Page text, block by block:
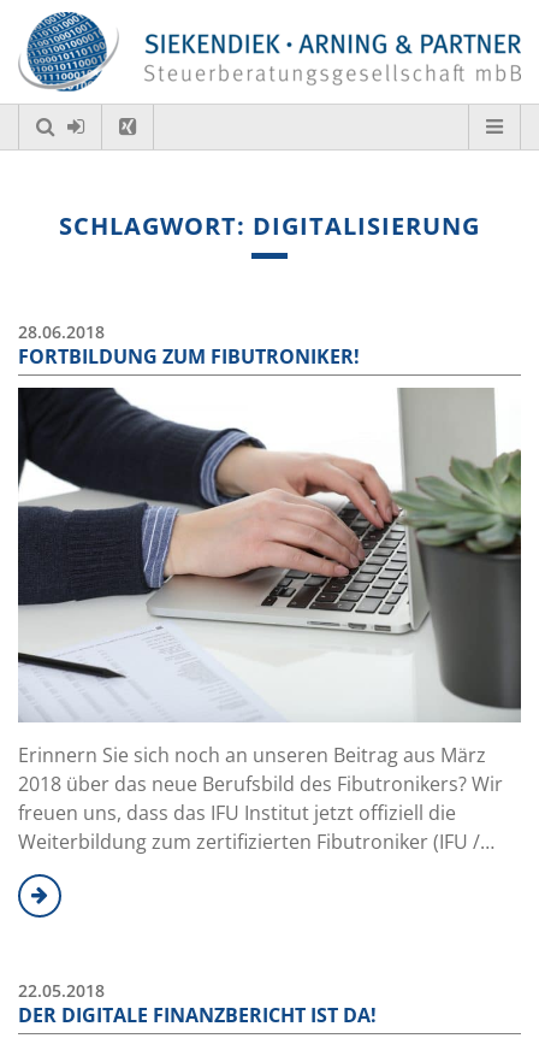
SCHLAGWORT: DIGITALISIERUNG
28.06.2018
FORTBILDUNG ZUM FIBUTRONIKER!
Erinnern Sie sich noch an unseren Beitrag aus März
2018 über das neue Berufsbild des Fibutronikers? Wir
freuen uns, dass das IFU Institut jetzt offiziell die
Weiterbildung zum zertifizierten Fibutroniker (IFU /…
22.05.2018
DER DIGITALE FINANZBERICHT IST DA!